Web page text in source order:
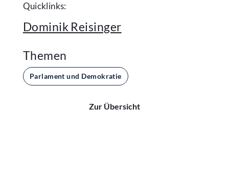
Quicklinks:
Dominik Reisinger
Themen
Parlament und Demokratie
Zur Übersicht